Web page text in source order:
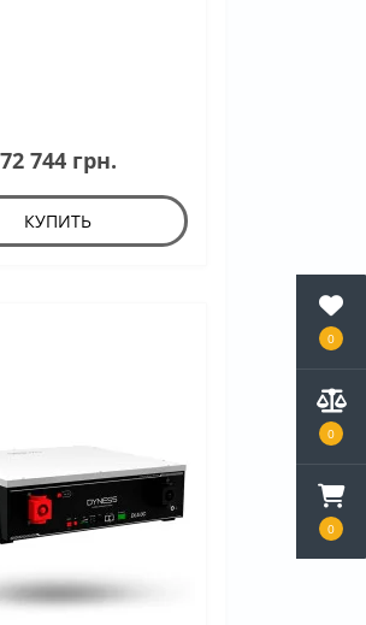
0
0
0
72 744 грн.
КУПИТЬ